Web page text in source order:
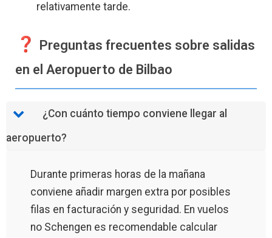
relativamente tarde.
Preguntas frecuentes sobre salidas
en el Aeropuerto de Bilbao
¿Con cuánto tiempo conviene llegar al
aeropuerto?
Durante primeras horas de la mañana
conviene añadir margen extra por posibles
filas en facturación y seguridad. En vuelos
no Schengen es recomendable calcular